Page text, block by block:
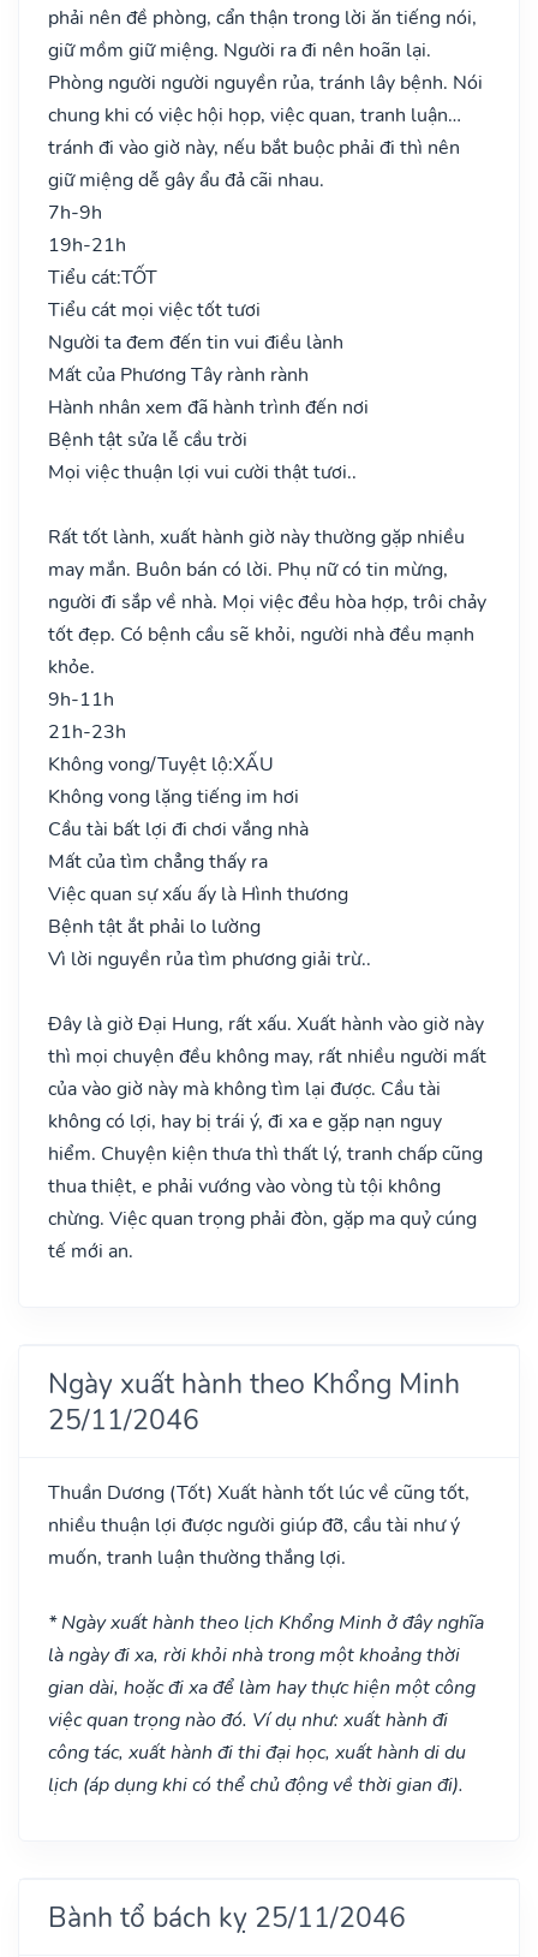
phải nên đề phòng, cẩn thận trong lời ăn tiếng nói,
giữ mồm giữ miệng. Người ra đi nên hoãn lại.
Phòng người người nguyền rủa, tránh lây bệnh. Nói
chung khi có việc hội họp, việc quan, tranh luận…
tránh đi vào giờ này, nếu bắt buộc phải đi thì nên
giữ miệng dễ gây ẩu đả cãi nhau.
7h-9h
19h-21h
Tiểu cát:TỐT
Tiểu cát mọi việc tốt tươi
Người ta đem đến tin vui điều lành
Mất của Phương Tây rành rành
Hành nhân xem đã hành trình đến nơi
Bệnh tật sửa lễ cầu trời
Mọi việc thuận lợi vui cười thật tươi..
Rất tốt lành, xuất hành giờ này thường gặp nhiều
may mắn. Buôn bán có lời. Phụ nữ có tin mừng,
người đi sắp về nhà. Mọi việc đều hòa hợp, trôi chảy
tốt đẹp. Có bệnh cầu sẽ khỏi, người nhà đều mạnh
khỏe.
9h-11h
21h-23h
Không vong/Tuyệt lộ:XẤU
Không vong lặng tiếng im hơi
Cầu tài bất lợi đi chơi vắng nhà
Mất của tìm chẳng thấy ra
Việc quan sự xấu ấy là Hình thương
Bệnh tật ắt phải lo lường
Vì lời nguyền rủa tìm phương giải trừ..
Đây là giờ Đại Hung, rất xấu. Xuất hành vào giờ này
thì mọi chuyện đều không may, rất nhiều người mất
của vào giờ này mà không tìm lại được. Cầu tài
không có lợi, hay bị trái ý, đi xa e gặp nạn nguy
hiểm. Chuyện kiện thưa thì thất lý, tranh chấp cũng
thua thiệt, e phải vướng vào vòng tù tội không
chừng. Việc quan trọng phải đòn, gặp ma quỷ cúng
tế mới an.
Ngày xuất hành theo Khổng Minh
25/11/2046
Thuần Dương (Tốt) Xuất hành tốt lúc về cũng tốt,
nhiều thuận lợi được người giúp đỡ, cầu tài như ý
muốn, tranh luận thường thắng lợi.
* Ngày xuất hành theo lịch Khổng Minh ở đây nghĩa
là ngày đi xa, rời khỏi nhà trong một khoảng thời
gian dài, hoặc đi xa để làm hay thực hiện một công
việc quan trọng nào đó. Ví dụ như: xuất hành đi
công tác, xuất hành đi thi đại học, xuất hành di du
lịch (áp dụng khi có thể chủ động về thời gian đi).
Bành tổ bách kỵ 25/11/2046